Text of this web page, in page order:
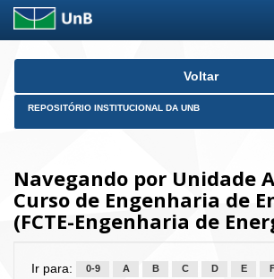
Skip
Voltar
REPOSITÓRIO INSTITUCIONAL DA UNB
Navegando por Unidade
Curso de Engenharia de
(FCTE-Engenharia de
Ir para: 0-9 A B C D E